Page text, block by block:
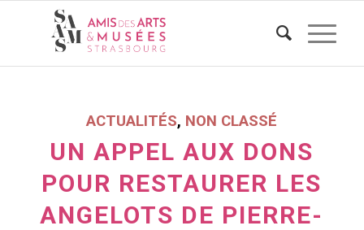
ACTUALITÉS, NON CLASSÉ
UN APPEL AUX DONS
POUR RESTAURER LES
ANGELOTS DE PIERRE-